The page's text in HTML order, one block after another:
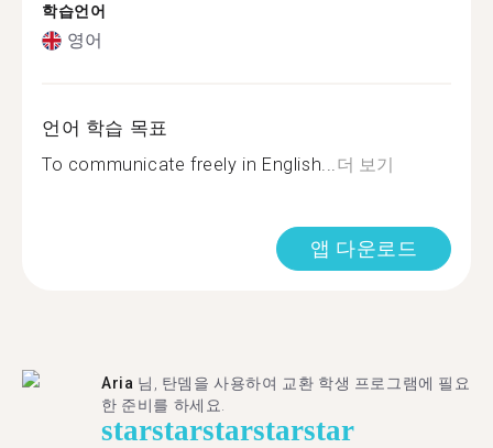
학습언어
영어
언어 학습 목표
To communicate freely in English...더 보기
앱 다운로드
Aria 님, 탄뎀을 사용하여 교환 학생 프로그램에 필요
한 준비를 하세요.
starstarstarstarstar